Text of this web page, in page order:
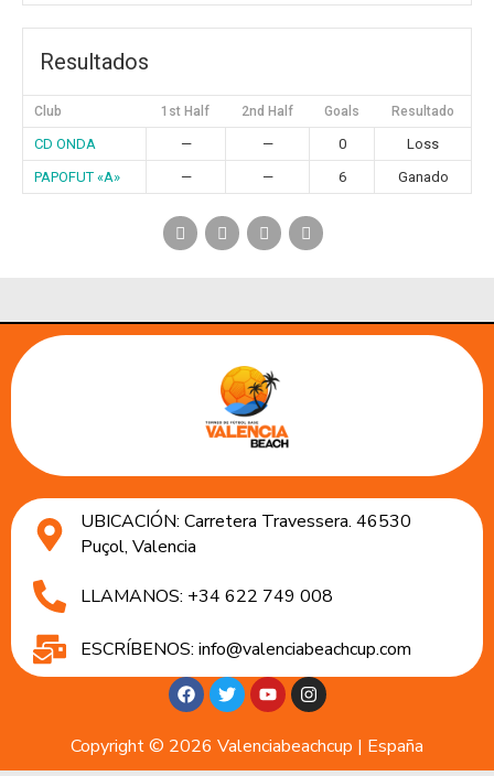
Resultados
Club 1st Half 2nd Half Goals Resultado
CD ONDA — — 0
Loss
PAPOFUT «A»
— — 6 Ganado
UBICACIÓN: Carretera Travessera. 46530
Puçol, Valencia
LLAMANOS: +34 622 749 008
ESCRÍBENOS: info@valenciabeachcup.com
Copyright © 2026 Valenciabeachcup | España